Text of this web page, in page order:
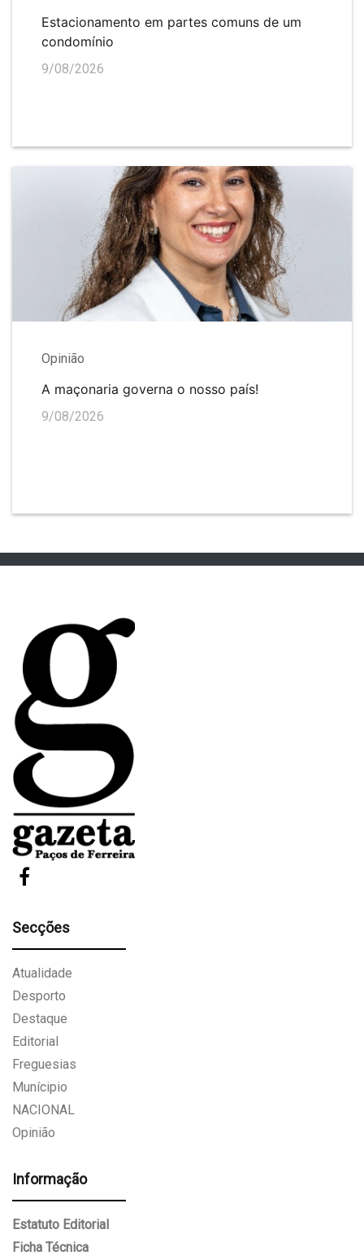
Estacionamento em partes comuns de um
condomínio
9/08/2026
Opinião
A maçonaria governa o nosso país!
9/08/2026
Secções
Atualidade
Desporto
Destaque
Editorial
Freguesias
Munícipio
NACIONAL
Opinião
Informação
Estatuto Editorial
Ficha Técnica